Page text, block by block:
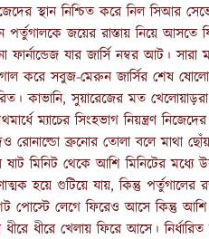
স্থান নিশ্চিত করে নিল সিআর
জয়ের রাস্তায় নিয়ে আসতে
যার জার্সি নম্বর আট। সারা
করে সবুজ-মেরুন জার্সির শেষ
কাভানি, সুয়ারেজের মত
ম্যাচের সিংহভাগ নিয়ন্ত্রণ
রোনাল্ডো ব্রুনোর তোলা বলে মাথা
মিনিট থেকে আশি মিনিটের মধ্যে
হয়ে গুটিয়ে যায়, কিন্তু পর্তুগালের
লেগে ফিরেও আসে কিন্তু আশি
ধীরে খেলায় ফিরে আসে।